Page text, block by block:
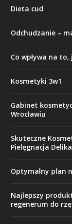
Dieta cud
Odchudzanie –
Co wpływa na
Kosmetyki 3w1
Gabinet
Wrocławiu
Skuteczne
Pielęgnacja
Optymalny plan
Najlepszy
regenerum do